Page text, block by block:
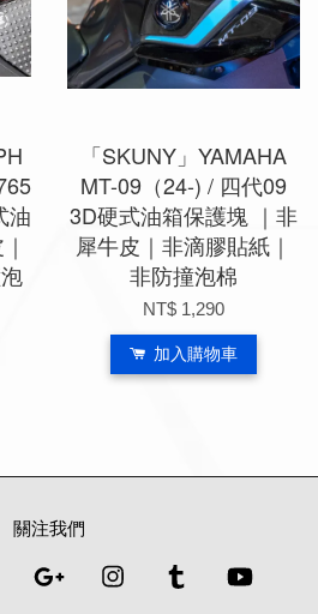
油
「SKUNY」YAMAHA
MT-09（24-) / 四代09
3D硬式油箱保護塊 ｜非
犀牛皮｜非滴膠貼紙｜
非防撞泡棉
NT$ 1,290
加入購物車
關注我們
Pinterest Google Instagram Tumblr